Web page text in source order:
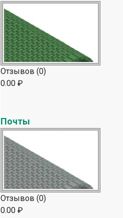
Отзывов (0)
0.00 ₽
Почты
Отзывов (0)
0.00 ₽